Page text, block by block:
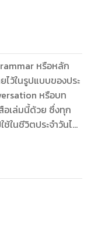
หรือหลัก
ว้ในรูปแบบของประ
หรือบท
อเล่มนี้ด้วย ซึ่งทุก
ช้ในชีวิตประจำวันได้